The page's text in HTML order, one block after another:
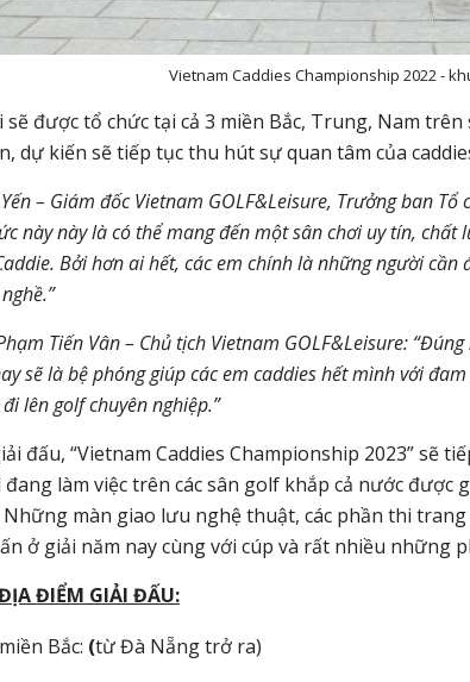
Vietnam Caddies Championship 2022 -
sẽ được tổ chức tại cả 3 miền Bắc, Trung, Nam
dự kiến sẽ tiếp tục thu hút sự quan tâm của
– Giám đốc Vietnam GOLF&Leisure, Trưởng ban
này này là có thể mang đến một sân chơi uy tín,
Bởi hơn ai hết, các em chính là những người
Tiến Vân – Chủ tịch Vietnam GOLF&Leisure:
sẽ là bệ phóng giúp các em caddies hết mình với
lên golf chuyên nghiệp.”
đấu, “Vietnam Caddies Championship 2023” sẽ
làm việc trên các sân golf khắp cả nước được
màn giao lưu nghệ thuật, các phần thi
ở giải năm nay cùng với cúp và rất nhiều những
ĐIỂM GIẢI ĐẤU:
Bắc: (từ Đà Nẵng trở ra)